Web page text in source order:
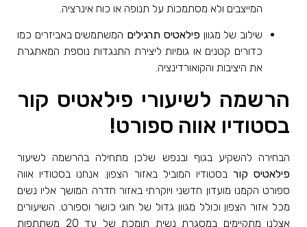
המייצבים ולא מסתמכות על תנופה או כוח אינרציה.
שילוב של מגווןפילאטיס תרגילים המשתמשים באביזרים כמו
כדורים קטנים או גומיות ליצירת התנגדות נוספת המאתגרת
את היציבות והקואורדינציה.
הרשמה לשיעורי פילאטיס קור
בסטודיו אווה ספורט!
הבחירה להשקיע בגוף ובנפש שלכן מתחילה בהרשמה לשיעור
פילאטיס קור בסטודיו המוביל באזור הצפון. אנחנו בסטודיו אווה
ספורט הקמנו מועדון חדשני ויוקרתי באזור חדרה המושך אליו נשים
מכל אזור הצפון וכולל מגוון גדול של חוגי כושר וספורט. השיעורים
אצלנו מתקיימים במסגרת נשית תומכת של עד 20 משתתפות